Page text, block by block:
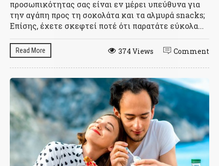
προσωπικότητας σας είναι εν μέρει υπεύθυνα για
την αγάπη προς τη σοκολάτα και τα αλμυρά snacks;
Επίσης, έχετε σκεφτεί ποτέ ότι παρατάτε εύκολα...
Read More Comment
374 Views